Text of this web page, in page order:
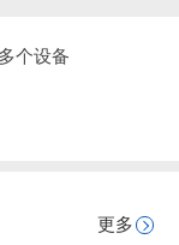
个设备
更多